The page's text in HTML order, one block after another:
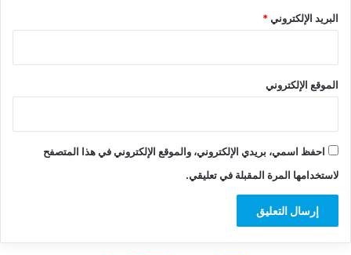
البريد الإلكتروني*
الموقع الإلكتروني
احفظ اسمي، بريدي الإلكتروني، والموقع الإلكتروني في هذا المتصفح
لاستخدامها المرة المقبلة في تعليقي.